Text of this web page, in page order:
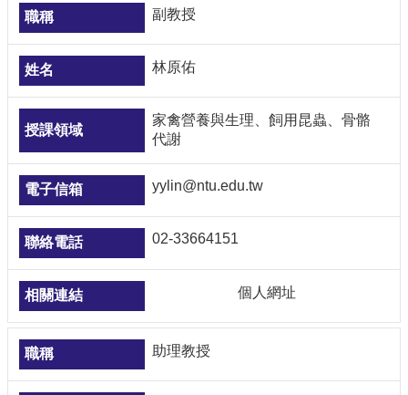
副教授
林原佑
家禽營養與生理、飼用昆蟲、骨骼
代謝
yylin@ntu.edu.tw
02-33664151
個人網址
助理教授